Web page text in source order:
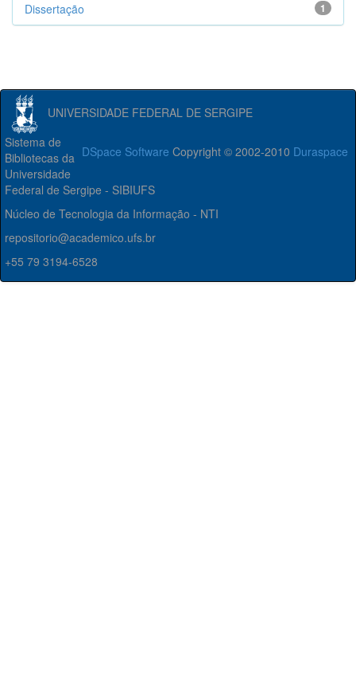
1
Dissertação
UNIVERSIDADE FEDERAL DE SERGIPE
DSpace Software Copyright © 2002-2010 Duraspace
Sistema de
Bibliotecas da
Universidade
Federal de Sergipe - SIBIUFS
Núcleo de Tecnologia da Informação - NTI
repositorio@academico.ufs.br
+55 79 3194-6528